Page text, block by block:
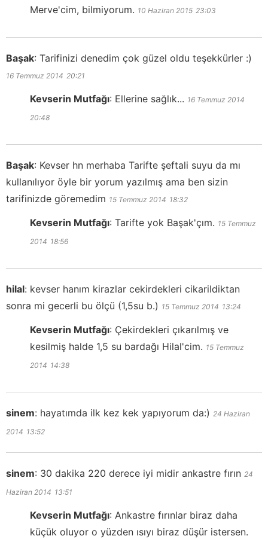
Merve'cim, bilmiyorum. 10 Haziran 2015 23:03
Başak: Tarifinizi denedim çok güzel oldu teşekkürler :)
16 Temmuz 2014 20:21
Kevserin Mutfağı: Ellerine sağlık... 16 Temmuz 2014
20:48
Başak: Kevser hn merhaba Tarifte şeftali suyu da mı
kullanılıyor öyle bir yorum yazılmış ama ben sizin
tarifinizde göremedim 15 Temmuz 2014 18:32
Kevserin Mutfağı: Tarifte yok Başak'çım. 15 Temmuz
2014 18:56
hilal: kevser hanım kirazlar cekirdekleri cikarildiktan
sonra mi gecerli bu ölçü (1,5su b.) 15 Temmuz 2014 13:24
Kevserin Mutfağı: Çekirdekleri çıkarılmış ve
kesilmiş halde 1,5 su bardağı Hilal'cim. 15 Temmuz
2014 14:38
sinem: hayatımda ilk kez kek yapıyorum da:) 24 Haziran
2014 13:52
sinem: 30 dakika 220 derece iyi midir ankastre fırın 24
Haziran 2014 13:51
Kevserin Mutfağı: Ankastre fırınlar biraz daha
küçük oluyor o yüzden ısıyı biraz düşür istersen.